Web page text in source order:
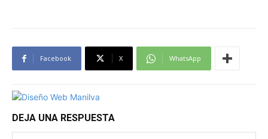
Facebook X WhatsApp
DEJA UNA RESPUESTA